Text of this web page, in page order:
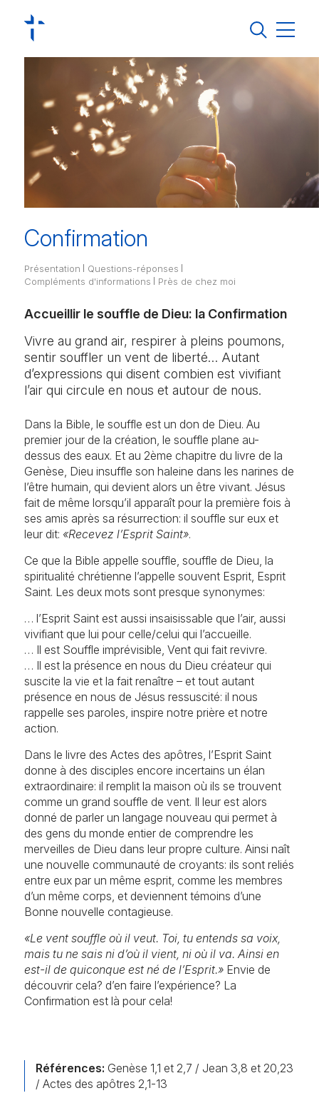
Régions pastorales
Vivre sa foi
S’engager
Groupements et missions linguistiques
Actualités
Annuaire
Messes et célébrations
Solstices
Retour en images
Confirmation
Présentation
Questions-réponses
Compléments d'informations
Près de chez moi
Accueillir le souffle de Dieu: la Confirmation
Vivre au grand air, respirer à pleins poumons,
sentir souffler un vent de liberté… Autant
d’expressions qui disent combien est vivifiant
l’air qui circule en nous et autour de nous.
Dans la Bible, le souffle est un don de Dieu. Au
premier jour de la création, le souffle plane au-
dessus des eaux. Et au 2ème chapitre du livre de la
Genèse, Dieu insuffle son haleine dans les narines de
l’être humain, qui devient alors un être vivant. Jésus
fait de même lorsqu’il apparaît pour la première fois à
ses amis après sa résurrection: il souffle sur eux et
leur dit: «Recevez l’Esprit Saint».
Ce que la Bible appelle souffle, souffle de Dieu, la
spiritualité chrétienne l’appelle souvent Esprit, Esprit
Saint. Les deux mots sont presque synonymes:
… l’Esprit Saint est aussi insaisissable que l’air, aussi
vivifiant que lui pour celle/celui qui l’accueille.
… Il est Souffle imprévisible, Vent qui fait revivre.
… Il est la présence en nous du Dieu créateur qui
suscite la vie et la fait renaître – et tout autant
présence en nous de Jésus ressuscité: il nous
rappelle ses paroles, inspire notre prière et notre
action.
Dans le livre des Actes des apôtres, l’Esprit Saint
donne à des disciples encore incertains un élan
extraordinaire: il remplit la maison où ils se trouvent
comme un grand souffle de vent. Il leur est alors
donné de parler un langage nouveau qui permet à
des gens du monde entier de comprendre les
merveilles de Dieu dans leur propre culture. Ainsi naît
une nouvelle communauté de croyants: ils sont reliés
entre eux par un même esprit, comme les membres
d’un même corps, et deviennent témoins d’une
Bonne nouvelle contagieuse.
«Le vent souffle où il veut. Toi, tu entends sa voix,
mais tu ne sais ni d’où il vient, ni où il va. Ainsi en
est-il de quiconque est né de l’Esprit.»Envie de
découvrir cela? d’en faire l’expérience? La
Confirmation est là pour cela!
Références: Genèse 1,1 et 2,7 / Jean 3,8 et 20,23
/ Actes des apôtres 2,1-13